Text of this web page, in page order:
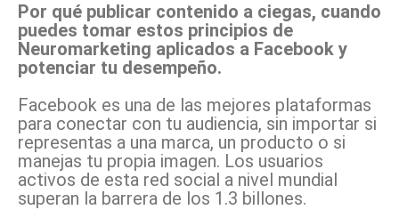
Por qué publicar contenido a ciegas, cuando
puedes tomar estos principios de
Neuromarketing aplicados a Facebook y
potenciar tu desempeño.
Facebook es una de las mejores plataformas
para conectar con tu audiencia, sin importar si
representas a una marca, un producto o si
manejas tu propia imagen. Los usuarios
activos de esta red social a nivel mundial
superan la barrera de los 1.3 billones.